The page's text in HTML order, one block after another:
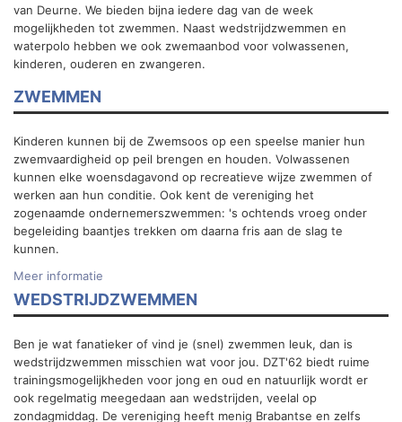
van Deurne. We bieden bijna iedere dag van de week
mogelijkheden tot zwemmen. Naast wedstrijdzwemmen en
waterpolo hebben we ook zwemaanbod voor volwassenen,
kinderen, ouderen en zwangeren.
ZWEMMEN
Kinderen kunnen bij de Zwemsoos op een speelse manier hun
zwemvaardigheid op peil brengen en houden. Volwassenen
kunnen elke woensdagavond op recreatieve wijze zwemmen of
werken aan hun conditie. Ook kent de vereniging het
zogenaamde ondernemerszwemmen: 's ochtends vroeg onder
begeleiding baantjes trekken om daarna fris aan de slag te
kunnen.
Meer informatie
WEDSTRIJDZWEMMEN
Ben je wat fanatieker of vind je (snel) zwemmen leuk, dan is
wedstrijdzwemmen misschien wat voor jou. DZT'62 biedt ruime
trainingsmogelijkheden voor jong en oud en natuurlijk wordt er
ook regelmatig meegedaan aan wedstrijden, veelal op
zondagmiddag. De vereniging heeft menig Brabantse en zelfs